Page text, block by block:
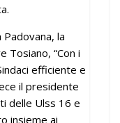
Padovana, la
Tosiano, “Con i
efficiente e
il presidente
delle Ulss 16 e
insieme ai